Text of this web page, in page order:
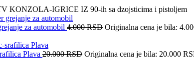
KONZOLA-IGRICE IZ 90-ih sa dzojsticima i pistoljem
za automobil 4.000RSD Originalna cena je bila:
Plava 20.000RSD Originalna cena je bila: 20.000